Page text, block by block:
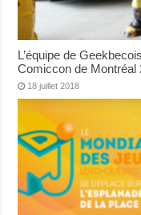
L’équipe de
Comiccon de Montréal
18 juillet 2018